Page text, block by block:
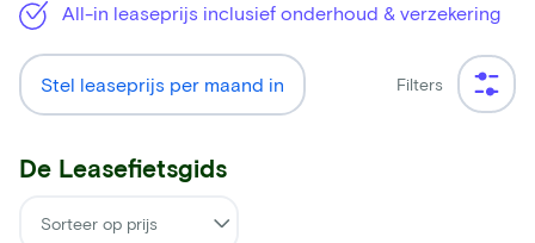
All-in leaseprijs inclusief onderhoud & verzekering
Stel leaseprijs per maand in Filters
De Leasefietsgids